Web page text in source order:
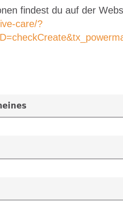
findest du auf der
care/?